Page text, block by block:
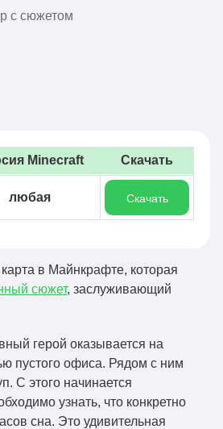
Minecraft Скачать
любая Скачать
в Майнкрафте, которая
сюжет, заслуживающий
герой оказывается на
пустого офиса. Рядом с ним
С этого начинается
узнать, что конкретно
сна. Это удивительная